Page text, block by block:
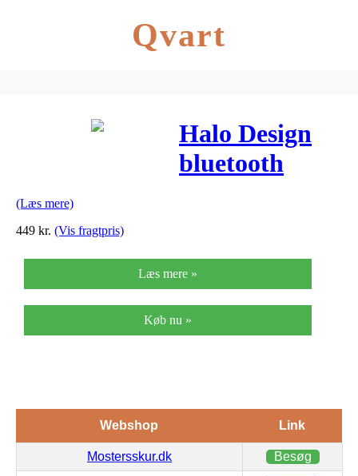
Qvart
Halo Design
bluetooth
(Læs mere)
449 kr. (Vis fragtpris)
Læs mere »
Køb nu »
Webshop Link
Mostersskur.dk Besøg